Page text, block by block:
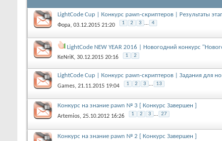
LightCode Cup | Конкурс pawn-скриптеров | Результаты
Фора, 03.12.2015 21:20 1 2 3 ... 4
LightCode NEW YEAR 2016 | Новогодний конкурс
KeNriK, 30.12.2015 20:16 1 2
LightCode Cup | Конкурс pawn-скриптеров | Задания для
Games, 21.11.2015 19:04 1 2 3 ... 13
Конкурс на знание pawn № 3 [ Конкурс Завершен ]
Artemios, 25.10.2012 16:26 1 2 3 ... 27
Конкурс на знание pawn № 2 [ Конкурс Завершен ]